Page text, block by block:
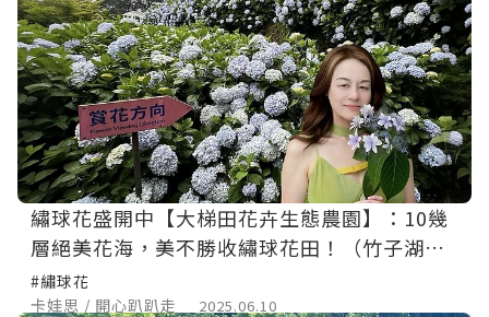
繡球花盛開中【大梯田花卉生態農園】：10幾
層絕美花海，美不勝收繡球花田！（竹子湖繡
球花季2025)
#繡球花
卡娃思 / 開心趴趴走
2025.06.10